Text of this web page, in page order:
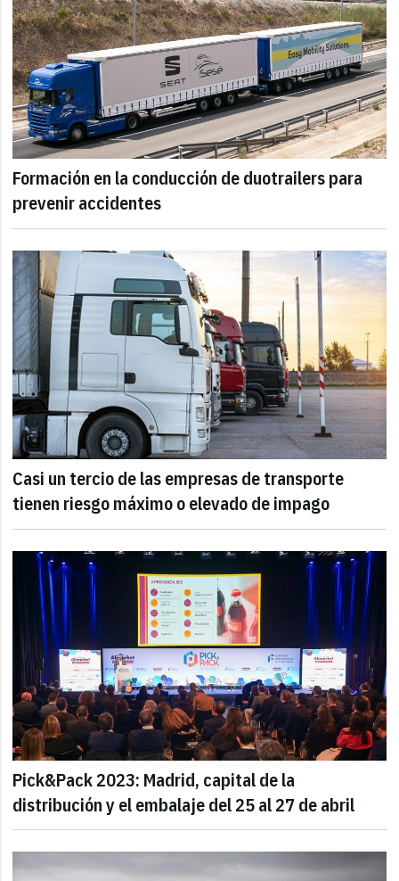
Formación en la conducción de duotrailers para
prevenir accidentes
Casi un tercio de las empresas de transporte
tienen riesgo máximo o elevado de impago
Pick&Pack 2023: Madrid, capital de la
distribución y el embalaje del 25 al 27 de abril